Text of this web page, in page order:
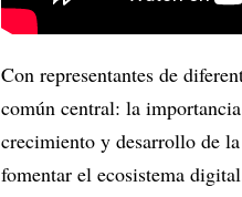
Con representantes de
común central: la
crecimiento y desarrollo de
fomentar el ecosistema